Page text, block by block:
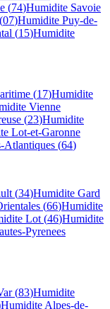
(74)Humidite Savoie
(07)Humidite Puy-de-
(15)Humidite
(17)Humidite
Vienne
(23)Humidite
Lot-et-Garonne
Atlantiques (64)
(34)Humidite Gard
(66)Humidite
Lot (46)Humidite
Pyrenees
(83)Humidite
Humidite Alpes-de-